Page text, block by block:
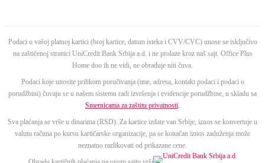
Podaci o vašoj platnoj kartici (broj kartice, datum isteka i CVV/CVC) unose se isključivo
na zaštićenoj stranici UniCredit Bank Srbija a.d. i ne prolaze kroz naš sajt. Office Plus
Home doo ih ne vidi, ne obrađuje niti čuva.
Podaci koje unosite prilikom poručivanja (ime, adresa, kontakt podaci i podaci o
porudžbini) čuvaju se u našem sistemu radi izvršenja i evidencije porudžbine, u skladu sa
Smernicama za zaštitu privatnosti
Sva plaćanja se vrše u dinarima (RSD). Za kartice izdate van Srbije, iznos se konvertuje u
valutu računa po kursu kartičarske organizacije, pa se konačan iznos zaduženja može
neznatno razlikovati od prikazane cene.